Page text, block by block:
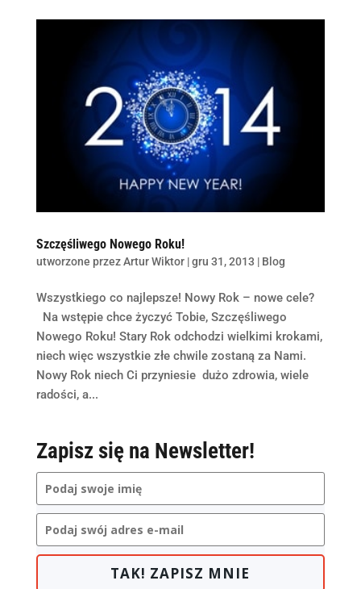
Szczęśliwego Nowego Roku!
utworzone przezArtur Wiktor|gru 31, 2013 | Blog
Wszystkiego co najlepsze! Nowy Rok – nowe cele?
Na wstępie chce życzyć Tobie, Szczęśliwego
Nowego Roku! Stary Rok odchodzi wielkimi krokami,
niech więc wszystkie złe chwile zostaną za Nami.
Nowy Rok niech Ci przyniesie dużo zdrowia, wiele
radości, a...
Zapisz się na Newsletter!
TAK! ZAPISZ MNIE